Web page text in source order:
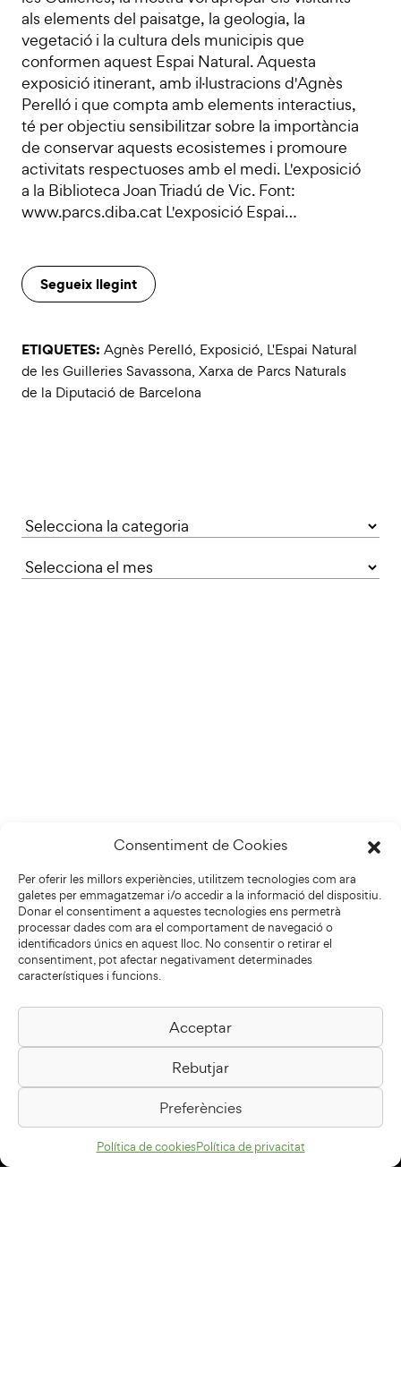
Consentiment de Cookies
Per oferir les millors experiències, utilitzem tecnologies com ara
galetes per emmagatzemar i/o accedir a la informació del dispositiu.
Donar el consentiment a aquestes tecnologies ens permetrà
processar dades com ara el comportament de navegació o
identificadors únics en aquest lloc. No consentir o retirar el
consentiment, pot afectar negativament determinades
característiques i funcions.
Acceptar
Rebutjar
Preferències
Política de cookiesPolítica de privacitat
als elements del paisatge, la geologia, la
vegetació i la cultura dels municipis que
conformen aquest Espai Natural. Aquesta
exposició itinerant, amb il·lustracions d'Agnès
Perelló i que compta amb elements interactius,
té per objectiu sensibilitzar sobre la importància
de conservar aquests ecosistemes i promoure
activitats respectuoses amb el medi. L'exposició
a la Biblioteca Joan Triadú de Vic. Font:
www.parcs.diba.cat L'exposició Espai…
Segueix llegint
ETIQUETES: Agnès Perelló, Exposició, L'Espai Natural
de les Guilleries Savassona, Xarxa de Parcs Naturals
de la Diputació de Barcelona
Categories
Biblioteca Pilarin Bayés
Passeig de la Generalitat, 1
08500 Vic